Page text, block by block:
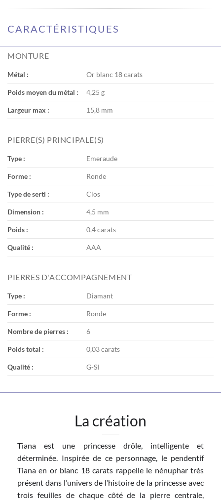
CARACTÉRISTIQUES
MONTURE
Métal : Or blanc 18 carats
Poids moyen du métal : 4,25 g
Largeur max : 15,8 mm
PIERRE(S) PRINCIPALE(S)
Type : Emeraude
Forme : Ronde
Type de serti : Clos
Dimension : 4,5 mm
Poids : 0,4 carats
Qualité : AAA
PIERRES D'ACCOMPAGNEMENT
Type : Diamant
Forme : Ronde
Nombre de pierres : 6
Poids total : 0,03 carats
Qualité : G-SI
La création
Tiana est une princesse drôle, intelligente et
déterminée. Inspirée de ce personnage, le pendentif
Tiana en or blanc 18 carats rappelle le nénuphar très
présent dans l’univers de l’histoire de la princesse avec
trois feuilles de chaque côté de la pierre centrale,